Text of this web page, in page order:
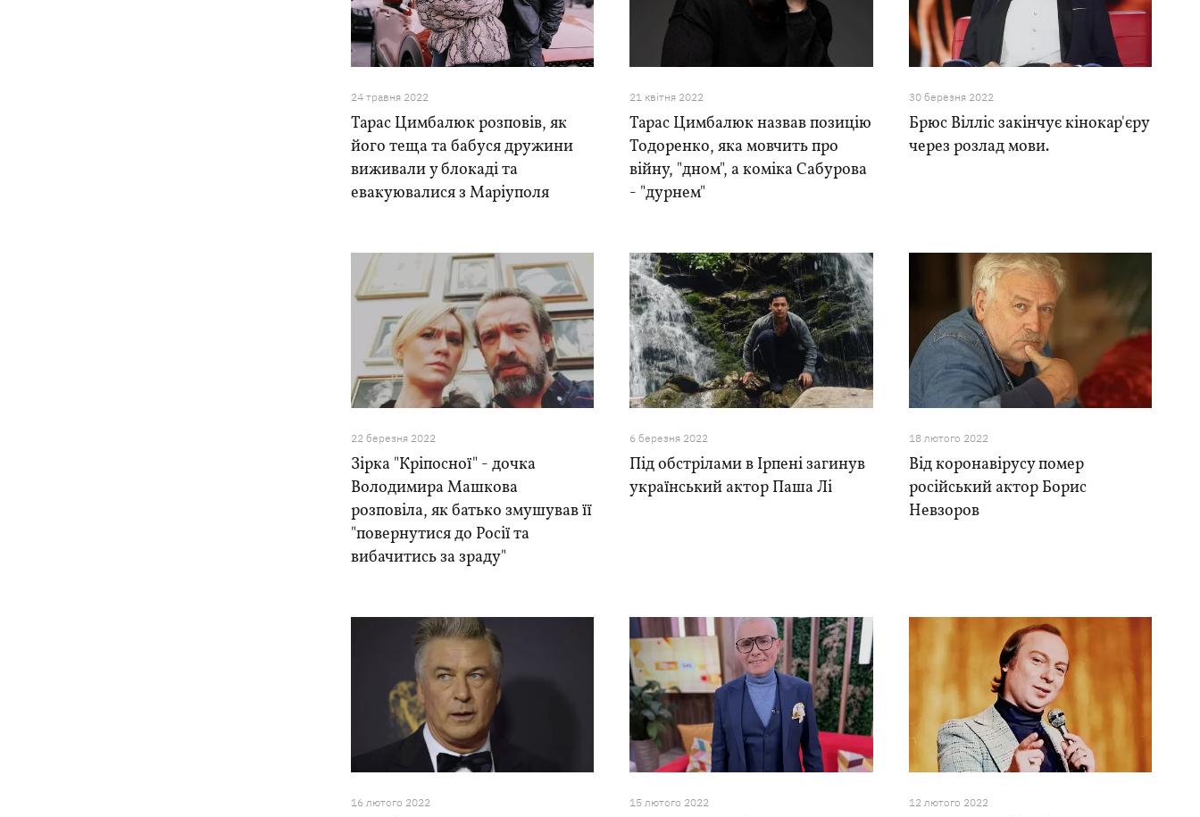
24 травня 2022
Тарас Цимбалюк розповів, як
його теща та бабуся дружини
виживали у блокаді та
евакуювалися з Маріуполя
21 квiтня 2022
Тарас Цимбалюк назвав позицію
Тодоренко, яка мовчить про
війну, "дном", а коміка Сабурова
- "дурнем"
30 березня 2022
Брюс Вілліс закінчує кінокар'єру
через розлад мови.
22 березня 2022
Зірка "Кріпосної" - дочка
Володимира Машкова
розповіла, як батько змушував її
"повернутися до Росії та
вибачитись за зраду"
6 березня 2022
Під обстрілами в Ірпені загинув
український актор Паша Лі
18 лютого 2022
Від коронавірусу помер
російський актор Борис
Невзоров
16 лютого 2022 15 лютого 2022 12 лютого 2022